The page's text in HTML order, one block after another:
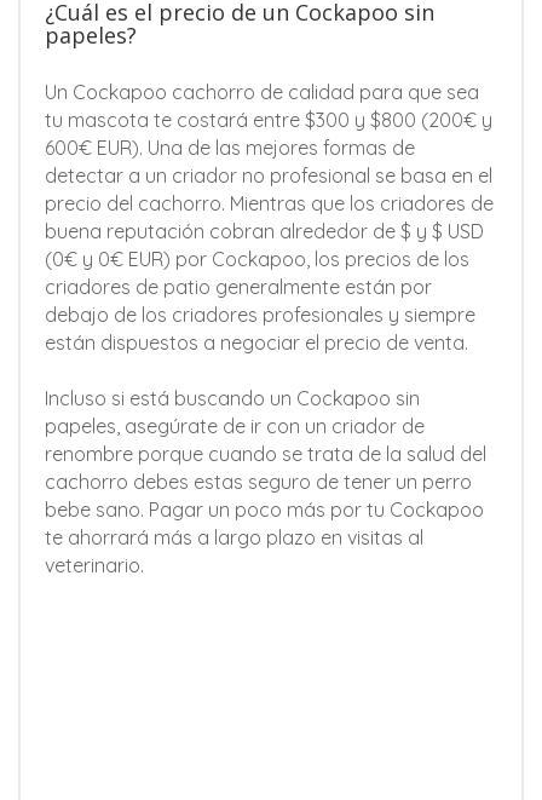
¿Cuál es el precio de un Cockapoo sin
papeles?
Un Cockapoo cachorro de calidad para que sea
tu mascota te costará entre $300 y $800 (200€ y
600€ EUR). Una de las mejores formas de
detectar a un criador no profesional se basa en el
precio del cachorro. Mientras que los criadores de
buena reputación cobran alrededor de $ y $ USD
(0€ y 0€ EUR) por Cockapoo, los precios de los
criadores de patio generalmente están por
debajo de los criadores profesionales y siempre
están dispuestos a negociar el precio de venta.
Incluso si está buscando un Cockapoo sin
papeles, asegúrate de ir con un criador de
renombre porque cuando se trata de la salud del
cachorro debes estas seguro de tener un perro
bebe sano. Pagar un poco más por tu Cockapoo
te ahorrará más a largo plazo en visitas al
veterinario.